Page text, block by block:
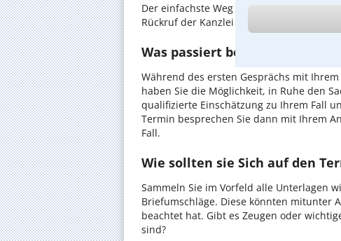
Der einfachste Weg zum Anwalt in
Rückruf der Kanzlei anzufordern -
Was passiert beim
Während des ersten Gesprächs mit
haben Sie die Möglichkeit, in Ruhe den
qualifizierte Einschätzung zu Ihrem Fall
Termin besprechen Sie dann mit Ihrem
Fall.
Wie sollten sie Sich auf den
Sammeln Sie im Vorfeld alle Unterlagen
Briefumschläge. Diese könnten mitunter
beachtet hat. Gibt es Zeugen oder
sind?